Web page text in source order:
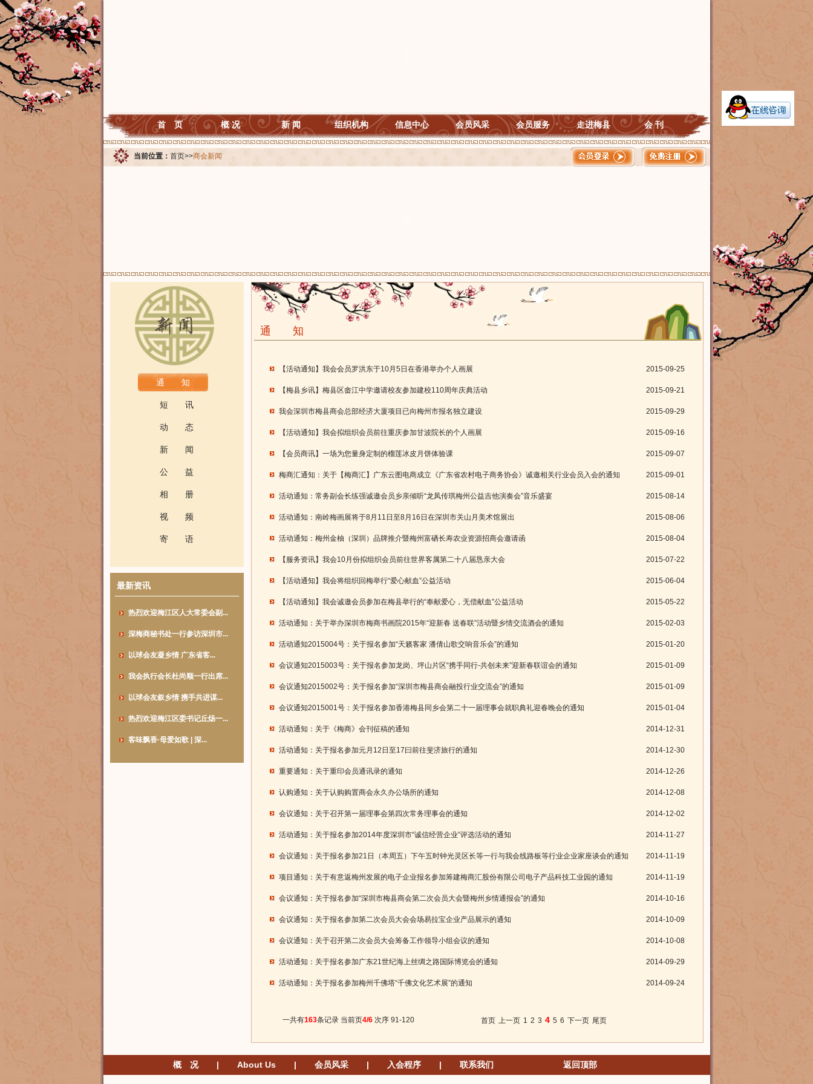
首 页 概 况 新 闻 组织机构 信息中心 会员风采 会员服务 走进梅县 会 刊
当前位置： 首页>>商会新闻
通 知
短 讯
动 态
新 闻
公 益
相 册
视 频
寄 语
最新资讯
热烈欢迎梅江区人大常委会副...
深梅商秘书处一行参访深圳市...
以球会友凝乡情 广东省客...
我会执行会长杜尚顺一行出席...
以球会友叙乡情 携手共进谋...
热烈欢迎梅江区委书记丘炀一...
客味飘香·母爱如歌 | 深...
通 知
【活动通知】我会会员罗洪东于10月5日在香港举办个人画展 2015-09-25
【梅县乡讯】梅县区畲江中学邀请校友参加建校110周年庆典活动 2015-09-21
我会深圳市梅县商会总部经济大厦项目已向梅州市报名独立建设 2015-09-29
【活动通知】我会拟组织会员前往重庆参加甘波院长的个人画展 2015-09-16
【会员商讯】一场为您量身定制的榴莲冰皮月饼体验课 2015-09-07
梅商汇通知：关于【梅商汇】广东云图电商成立《广东省农村电子商务协会》诚邀相关行业会员入会的通知 2015-09-01
活动通知：常务副会长练强诚邀会员乡亲倾听“龙凤传琪梅州公益吉他演奏会”音乐盛宴 2015-08-14
活动通知：南岭梅画展将于8月11日至8月16日在深圳市关山月美术馆展出 2015-08-06
活动通知：梅州金柚（深圳）品牌推介暨梅州富硒长寿农业资源招商会邀请函 2015-08-04
【服务资讯】我会10月份拟组织会员前往世界客属第二十八届恳亲大会 2015-07-22
【活动通知】我会将组织回梅举行“爱心献血”公益活动 2015-06-04
【活动通知】我会诚邀会员参加在梅县举行的“奉献爱心，无偿献血”公益活动 2015-05-22
活动通知：关于举办深圳市梅商书画院2015年“迎新春 送春联”活动暨乡情交流酒会的通知 2015-02-03
活动通知2015004号：关于报名参加“天籁客家 潘倩山歌交响音乐会”的通知 2015-01-20
会议通知2015003号：关于报名参加龙岗、坪山片区“携手同行-共创未来”迎新春联谊会的通知 2015-01-09
会议通知2015002号：关于报名参加“深圳市梅县商会融投行业交流会”的通知 2015-01-09
会议通知2015001号：关于报名参加香港梅县同乡会第二十一届理事会就职典礼迎春晚会的通知 2015-01-04
活动通知：关于《梅商》会刊征稿的通知 2014-12-31
活动通知：关于报名参加元月12日至17曰前往斐济旅行的通知 2014-12-30
重要通知：关于重印会员通讯录的通知 2014-12-26
认购通知：关于认购购置商会永久办公场所的通知 2014-12-08
会议通知：关于召开第一届理事会第四次常务理事会的通知 2014-12-02
活动通知：关于报名参加2014年度深圳市“诚信经营企业”评选活动的通知 2014-11-27
会议通知：关于报名参加21日（本周五）下午五时钟光灵区长等一行与我会线路板等行业企业家座谈会的通知 2014-11-19
项目通知：关于有意返梅州发展的电子企业报名参加筹建梅商汇股份有限公司电子产品科技工业园的通知 2014-11-19
会议通知：关于报名参加“深圳市梅县商会第二次会员大会暨梅州乡情通报会”的通知 2014-10-16
会议通知：关于报名参加第二次会员大会会场易拉宝企业产品展示的通知 2014-10-09
会议通知：关于召开第二次会员大会筹备工作领导小组会议的通知 2014-10-08
活动通知：关于报名参加广东21世纪海上丝绸之路国际博览会的通知 2014-09-29
活动通知：关于报名参加梅州千佛塔“千佛文化艺术展”的通知 2014-09-24
一共有163条记录 当前页4/6次序 91-120 首页 上一页 1 2 3 4 5 6 下一页 尾页
概 况 | About Us | 会员风采 | 入会程序 | 联系我们 返回顶部